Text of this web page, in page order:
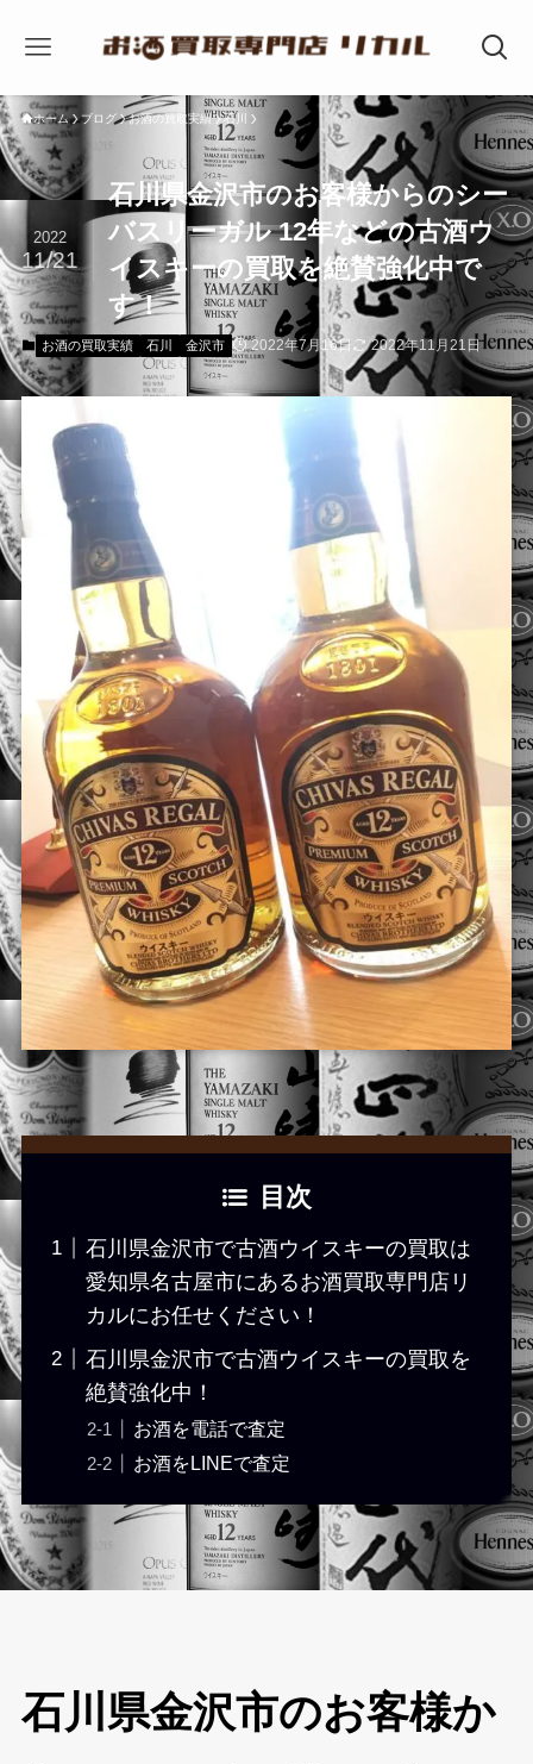
ホーム ブログ お酒の買取実績 石川
石川県金沢市のお客様からのシー
バスリーガル 12年などの古酒ウ
イスキーの買取を絶賛強化中で
す！
2022
11/21
お酒の買取実績 石川 金沢市 2022年7月16日 2022年11月21日
目次
石川県金沢市で古酒ウイスキーの買取は
愛知県名古屋市にあるお酒買取専門店リ
カルにお任せください！
石川県金沢市で古酒ウイスキーの買取を
絶賛強化中！
お酒を電話で査定
お酒をLINEで査定
石川県金沢市のお客様か